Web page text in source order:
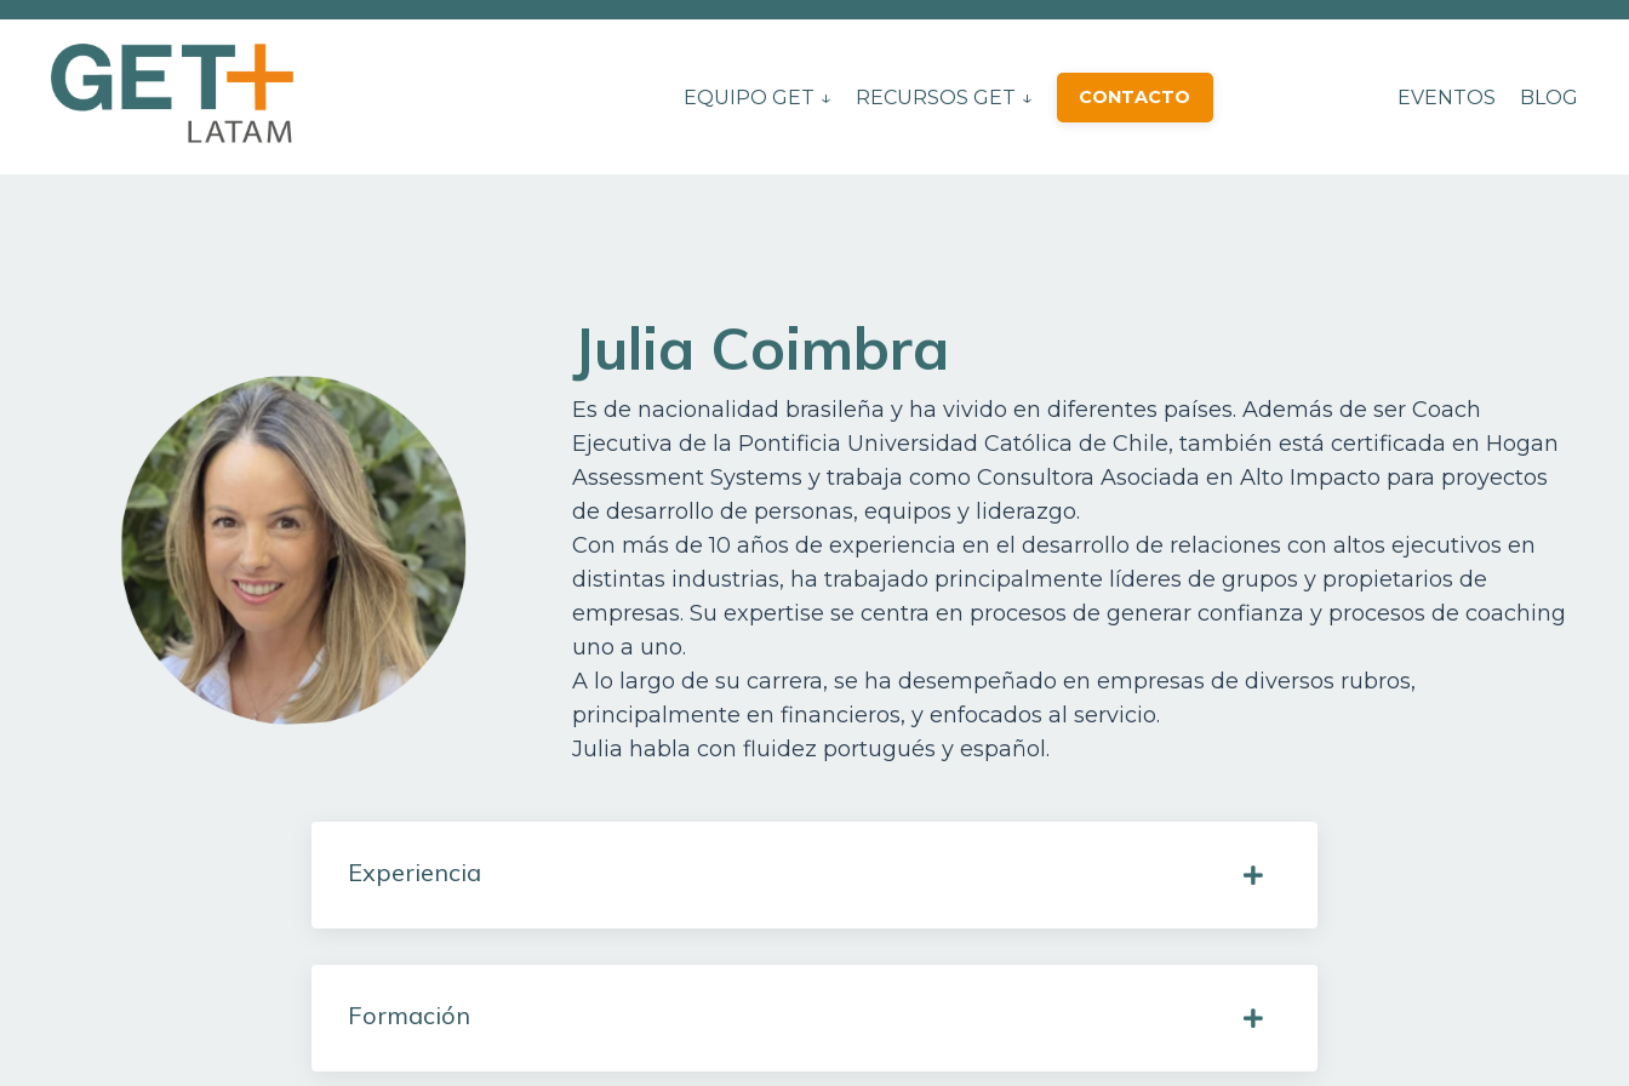
EQUIPO GET ↓ RECURSOS GET ↓ CONTACTO EVENTOS BLOG
Julia Coimbra
Es de nacionalidad brasileña y ha vivido en diferentes países. Además de ser Coach
Ejecutiva de la Pontificia Universidad Católica de Chile, también está certificada en Hogan
Assessment Systems y trabaja como Consultora Asociada en Alto Impacto para proyectos
de desarrollo de personas, equipos y liderazgo.
Con más de 10 años de experiencia en el desarrollo de relaciones con altos ejecutivos en
distintas industrias, ha trabajado principalmente líderes de grupos y propietarios de
empresas. Su expertise se centra en procesos de generar confianza y procesos de coaching
uno a uno.
A lo largo de su carrera, se ha desempeñado en empresas de diversos rubros,
principalmente en financieros, y enfocados al servicio.
Julia habla con fluidez portugués y español.
Experiencia
Formación